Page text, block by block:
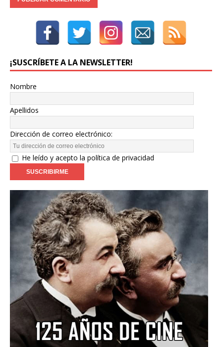
¡SUSCRÍBETE A LA NEWSLETTER!
Nombre
Apellidos
Dirección de correo electrónico:
He leído y acepto la política de privacidad